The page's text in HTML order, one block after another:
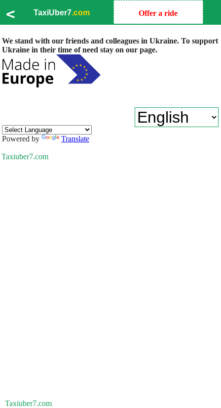
< TaxiUber7.com Offer a ride
We stand with our friends and colleagues in Ukraine. To support
Ukraine in their time of need stay on our page.
Powered by Translate
Taxiuber7.com
Taxiuber7.com